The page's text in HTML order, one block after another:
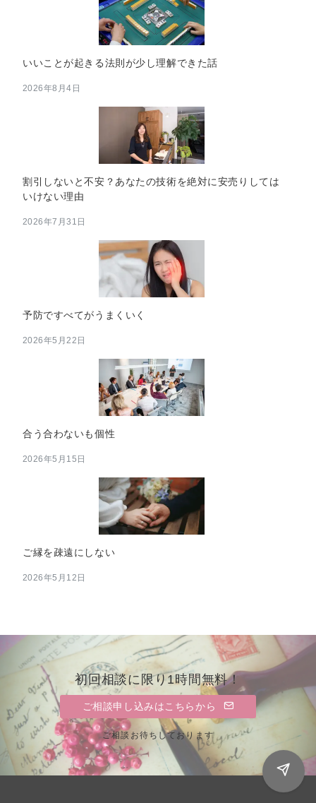
いいことが起きる法則が少し理解できた話
2026年8月4日
割引しないと不安？あなたの技術を絶対に安売りしては
いけない理由
2026年7月31日
予防ですべてがうまくいく
2026年5月22日
合う合わないも個性
2026年5月15日
ご縁を疎遠にしない
2026年5月12日
初回相談に限り1時間無料！
ご相談申し込みはこちらから
ご相談お待ちしております